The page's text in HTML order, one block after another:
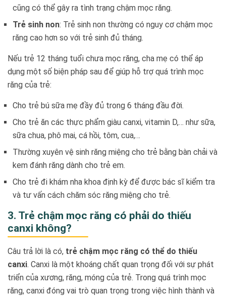
cũng có thể gây ra tình trạng chậm mọc răng.
Trẻ sinh non: Trẻ sinh non thường có nguy cơ chậm mọc
răng cao hơn so với trẻ sinh đủ tháng.
Nếu trẻ 12 tháng tuổi chưa mọc răng, cha mẹ có thể áp
dụng một số biện pháp sau để giúp hỗ trợ quá trình mọc
răng của trẻ:
Cho trẻ bú sữa mẹ đầy đủ trong 6 tháng đầu đời.
Cho trẻ ăn các thực phẩm giàu canxi, vitamin D,… như sữa,
sữa chua, phô mai, cá hồi, tôm, cua,…
Thường xuyên vệ sinh răng miệng cho trẻ bằng bàn chải và
kem đánh răng dành cho trẻ em.
Cho trẻ đi khám nha khoa định kỳ để được bác sĩ kiểm tra
và tư vấn cách chăm sóc răng miệng cho trẻ.
3. Trẻ chậm mọc răng có phải do thiếu
canxi không?
Câu trả lời là có, trẻ chậm mọc răng có thể do thiếu
canxi. Canxi là một khoáng chất quan trọng đối với sự phát
triển của xương, răng, móng của trẻ. Trong quá trình mọc
răng, canxi đóng vai trò quan trọng trong việc hình thành và